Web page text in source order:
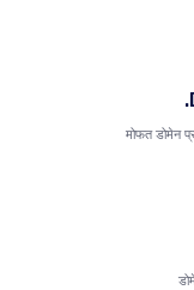
मोफत डोमेन